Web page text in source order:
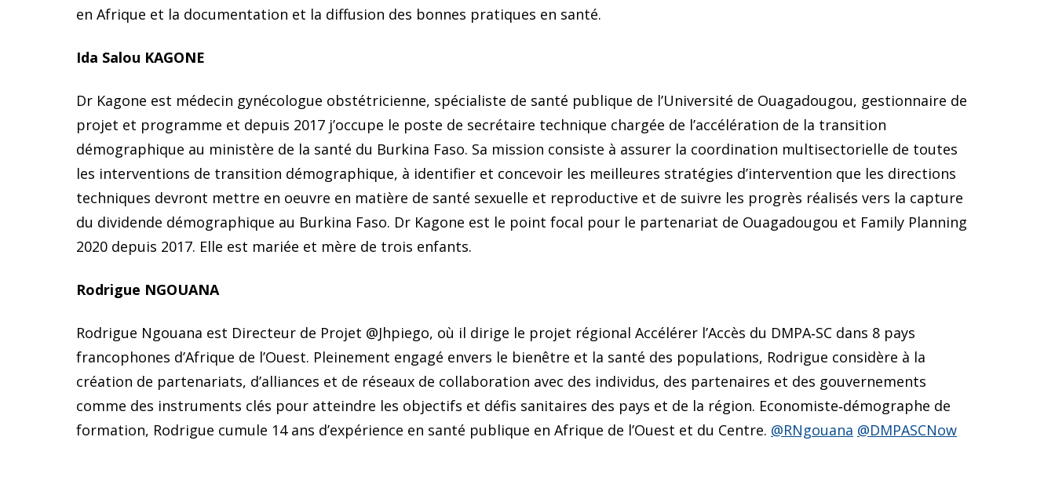
en Afrique et la documentation et la diffusion des bonnes pratiques en santé.
Ida Salou KAGONE
Dr Kagone est médecin gynécologue obstétricienne, spécialiste de santé publique de l’Université de Ouagadougou, gestionnaire de
projet et programme et depuis 2017 j’occupe le poste de secrétaire technique chargée de l’accélération de la transition
démographique au ministère de la santé du Burkina Faso. Sa mission consiste à assurer la coordination multisectorielle de toutes
les interventions de transition démographique, à identifier et concevoir les meilleures stratégies d’intervention que les directions
techniques devront mettre en oeuvre en matière de santé sexuelle et reproductive et de suivre les progrès réalisés vers la capture
du dividende démographique au Burkina Faso. Dr Kagone est le point focal pour le partenariat de Ouagadougou et Family Planning
2020 depuis 2017. Elle est mariée et mère de trois enfants.
Rodrigue NGOUANA
Rodrigue Ngouana est Directeur de Projet @Jhpiego, où il dirige le projet régional Accélérer l’Accès du DMPA‐SC dans 8 pays
francophones d’Afrique de l’Ouest. Pleinement engagé envers le bienêtre et la santé des populations, Rodrigue considère à la
création de partenariats, d’alliances et de réseaux de collaboration avec des individus, des partenaires et des gouvernements
comme des instruments clés pour atteindre les objectifs et défis sanitaires des pays et de la région. Economiste‐démographe de
formation, Rodrigue cumule 14 ans d’expérience en santé publique en Afrique de l’Ouest et du Centre. @RNgouana @DMPASCNow